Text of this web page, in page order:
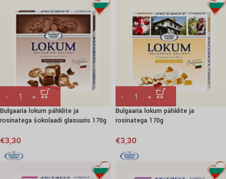
Bulgaaria lokum pähklite ja
rosinatega šokolaadi glasuuris 170g
€3,30
Bulgaaria lokum pähklite ja
rosinatega 170g
€3,30